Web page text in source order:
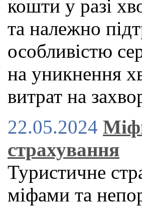
кошти у разі
та належно
особливістю
на уникнення
витрат на
22.05.2024
страхування
Туристичне
міфами та